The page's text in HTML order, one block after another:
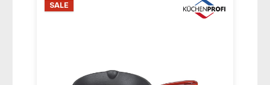
SALE